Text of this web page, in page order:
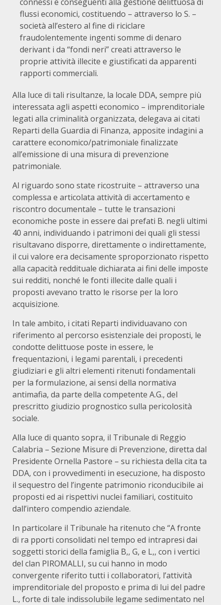
flussi economici, costituendo – attraverso lo S. –
società all’estero al fine di riciclare
fraudolentemente ingenti somme di denaro
derivant i da “fondi neri” creati attraverso le
proprie attività illecite e giustificati da apparenti
rapporti commerciali.
Alla luce di tali risultanze, la locale DDA, sempre più
interessata agli aspetti economico – imprenditoriale
legati alla criminalità organizzata, delegava ai citati
Reparti della Guardia di Finanza, apposite indagini a
carattere economico/patrimoniale finalizzate
all’emissione di una misura di prevenzione
patrimoniale.
Al riguardo sono state ricostruite – attraverso una
complessa e articolata attività di accertamento e
riscontro documentale – tutte le transazioni
economiche poste in essere dai prefati B. negli ultimi
40 anni, individuando i patrimoni dei quali gli stessi
risultavano disporre, direttamente o indirettamente,
il cui valore era decisamente sproporzionato rispetto
alla capacità reddituale dichiarata ai fini delle imposte
sui redditi, nonché le fonti illecite dalle quali i
proposti avevano tratto le risorse per la loro
acquisizione.
In tale ambito, i citati Reparti individuavano con
riferimento al percorso esistenziale dei proposti, le
condotte delittuose poste in essere, le
frequentazioni, i legami parentali, i precedenti
giudiziari e gli altri elementi ritenuti fondamentali
per la formulazione, ai sensi della normativa
antimafia, da parte della competente A.G., del
prescritto giudizio prognostico sulla pericolosità
sociale.
Alla luce di quanto sopra, il Tribunale di Reggio
Calabria – Sezione Misure di Prevenzione, diretta dal
Presidente Ornella Pastore – su richiesta della cita ta
DDA, con i provvedimenti in esecuzione, ha disposto
il sequestro del l’ingente patrimonio riconducibile ai
proposti ed ai rispettivi nuclei familiari, costituito
dall’intero compendio aziendale.
In particolare il Tribunale ha ritenuto che “A fronte
di ra pporti consolidati nel tempo ed intrapresi dai
soggetti storici della famiglia B,, G, e L,, con i vertici
del clan PIROMALLI, su cui hanno in modo
convergente riferito tutti i collaboratori, l’attività
imprenditoriale del proposto e prima di lui del padre
L., forte di tale indissolubile legame sedimentato nel